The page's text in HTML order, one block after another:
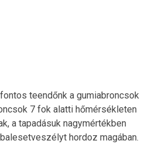
teendőnk a gumiabroncsok
7 fok alatti hőmérsékleten
a tapadásuk nagymértékben
hordoz magában.